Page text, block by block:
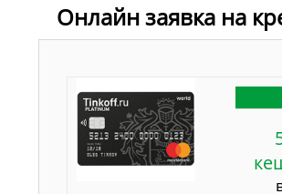
Онлайн заявка на